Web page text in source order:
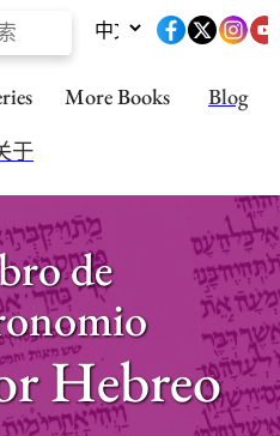
More Books
Blog
于
de
Hebreo